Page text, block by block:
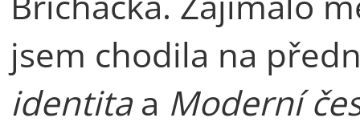
jsem chodila na
identitaa Moderní